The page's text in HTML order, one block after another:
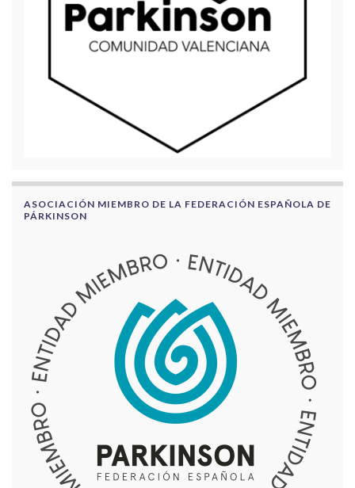
ASOCIACIÓN MIEMBRO DE LA FEDERACIÓN ESPAÑOLA DE
PÁRKINSON